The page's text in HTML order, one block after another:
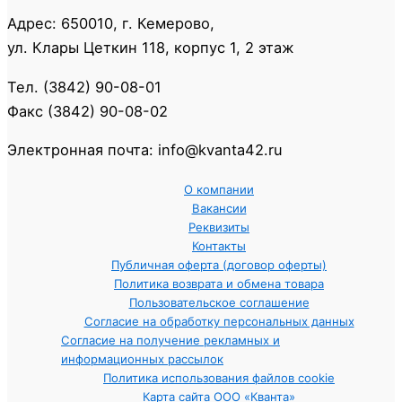
Адрес: 650010, г. Кемерово,
ул. Клары Цеткин 118, корпус 1, 2 этаж
Тел. (3842) 90-08-01
Факс (3842) 90-08-02
Электронная почта: info@kvanta42.ru
О компании
Вакансии
Реквизиты
Контакты
Публичная оферта (договор оферты)
Политика возврата и обмена товара
Пользовательское соглашение
Согласие на обработку персональных данных
Согласие на получение рекламных и
информационных рассылок
Политика использования файлов cookie
Карта сайта ООО «Кванта»